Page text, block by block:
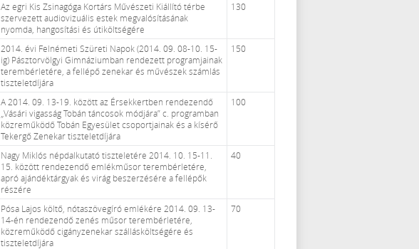
Az egri Kis Zsinagóga Kortárs Művészeti Kiállító térbe
szervezett audiovizuális estek megvalósításának
nyomda, hangosítási és útiköltségére
130
2014. évi Felnémeti Szüreti Napok (2014. 09. 08-10. 15-
ig) Pásztorvölgyi Gimnáziumban rendezett programjainak
terembérletére, a fellépő zenekar és művészek számlás
tiszteletdíjára
150
A 2014. 09. 13-19. között az Érsekkertben rendezendő
„Vásári vigasság Tobán táncosok módjára” c. programban
közreműködő Tobán Egyesület csoportjainak és a kísérő
Tekergő Zenekar tiszteletdíjára
100
Nagy Miklós népdalkutató tiszteletére 2014. 10. 15-11.
15. között rendezendő emlékműsor terembérletére,
apró ajándéktárgyak és virág beszerzésére a fellépők
részére
40
Pósa Lajos költő, nótaszövegíró emlékére 2014. 09. 13-
14-én rendezendő zenés műsor terembérletére,
közreműködő cigányzenekar szállásköltségére és
tiszteletdíjára
70